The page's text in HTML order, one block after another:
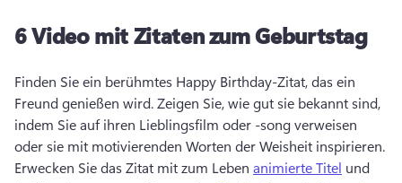
6Video mit Zitaten zum Geburtstag
Finden Sie ein berühmtes Happy Birthday-Zitat, das ein
Freund genießen wird. Zeigen Sie, wie gut sie bekannt sind,
indem Sie auf ihren Lieblingsfilm oder -song verweisen
Erwecken Sie das Zitat mit zum Leben animierte Titel und